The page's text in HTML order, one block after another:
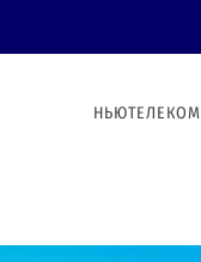
НЬЮТЕЛЕКОМ